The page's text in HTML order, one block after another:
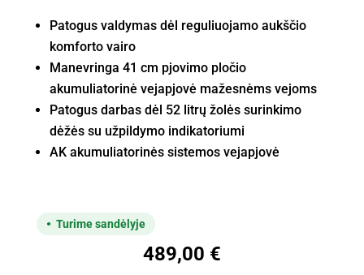
Patogus valdymas dėl reguliuojamo aukščio
komforto vairo
Manevringa 41 cm pjovimo pločio
akumuliatorinė vejapjovė mažesnėms vejoms
Patogus darbas dėl 52 litrų žolės surinkimo
dėžės su užpildymo indikatoriumi
AK akumuliatorinės sistemos vejapjovė
Turime sandėlyje
489,00 €